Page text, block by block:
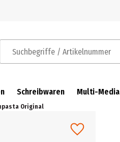
Suchbegriffe / Artikelnummer
Schreibwaren Multi-Media
Original